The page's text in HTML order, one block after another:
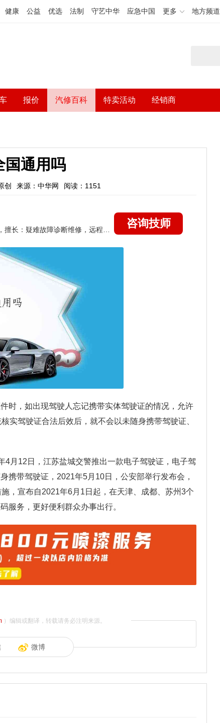
健康 公益 优选 法制 守艺中华 应急中国 更多 地方频道
报价 汽修百科 特卖活动 经销商
国通用吗
创 来源：中华网 阅读：1151
咨询技师
时，如出现驾驶人忘记携带实体驾驶证的情况，允许
实驾驶证合法后效后，就不会以未随身携带驾驶证、
月12日，江苏盐城交警推出一款电子驾驶证，电子驾
携带驾驶证，2021年5月10日，公安部举行发布会，
，宣布自2021年6月1日起，在天津、成都、苏州3个
服务，更好便利群众办事出行。
）编辑或翻译，转载请务必注明来源。
微博